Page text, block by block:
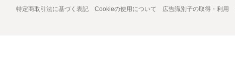
特定商取引法に基づく表記 Cookieの使用について 広告識別子の取得・利用